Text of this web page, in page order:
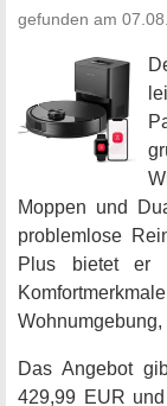
gefunden am
Moppen und
problemlose
Plus bietet er
Das Angebot
429,99 EUR